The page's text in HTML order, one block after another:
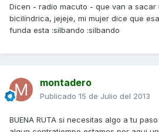
Dicen - radio macuto - que van a sacar
bicilíndrica, jejeje, mi mujer dice que
funda esta :silbando :silbando
montadero
Publicado 15 de Julio del 2013
BUENA RUTA si necesitas algo a tu